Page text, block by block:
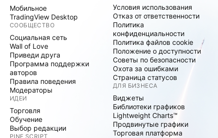
Мобильное
TradingView Desktop
СООБЩЕСТВО
Социальная сеть
Wall of Love
Приведи друга
Программа поддержки
авторов
Правила поведения
Модераторы
ИДЕИ
Торговля
Обучение
Выбор редакции
PINE SCRIPT
Условия использования
Отказ от ответственности
Политика
конфиденциальности
Политика файлов cookie
Положение о доступности
Советы по безопасности
Охота за ошибками
Страница статусов
ДЛЯ БИЗНЕСА
Виджеты
Библиотеки графиков
Lightweight Charts™
Продвинутые графики
Торговая платформа